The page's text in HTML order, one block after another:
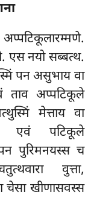
एस नयो सब्बत्थ.
पन असुभाय वा
ताव अप्पटिकूले
मेत्ताय वा
एवं पटिकूले
पुरिमनयस्स च
वुत्ता,
चेसा खीणासवस्स